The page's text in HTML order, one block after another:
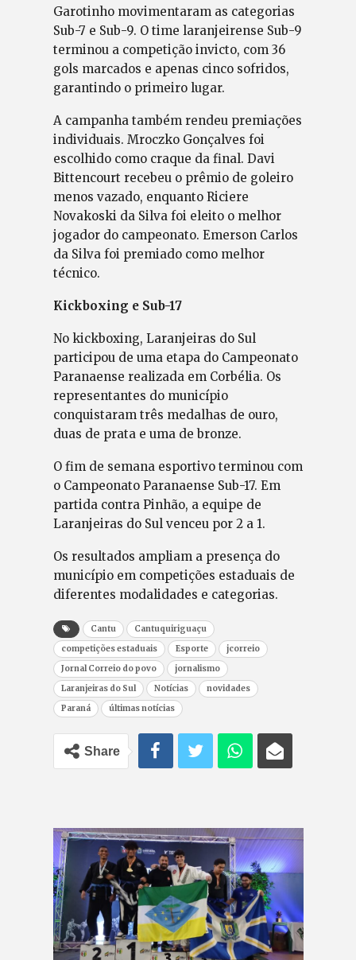
Garotinho movimentaram as categorias
Sub-7 e Sub-9. O time laranjeirense Sub-9
terminou a competição invicto, com 36
gols marcados e apenas cinco sofridos,
garantindo o primeiro lugar.
A campanha também rendeu premiações
individuais. Mroczko Gonçalves foi
escolhido como craque da final. Davi
Bittencourt recebeu o prêmio de goleiro
menos vazado, enquanto Riciere
Novakoski da Silva foi eleito o melhor
jogador do campeonato. Emerson Carlos
da Silva foi premiado como melhor
técnico.
Kickboxing e Sub-17
No kickboxing, Laranjeiras do Sul
participou de uma etapa do Campeonato
Paranaense realizada em Corbélia. Os
representantes do município
conquistaram três medalhas de ouro,
duas de prata e uma de bronze.
O fim de semana esportivo terminou com
o Campeonato Paranaense Sub-17. Em
partida contra Pinhão, a equipe de
Laranjeiras do Sul venceu por 2 a 1.
Os resultados ampliam a presença do
município em competições estaduais de
diferentes modalidades e categorias.
Cantu
Cantuquiriguaçu
competições estaduais
Esporte
jcorreio
Jornal Correio do povo
jornalismo
Laranjeiras do Sul
Notícias
novidades
Paraná
últimas notícias
Share